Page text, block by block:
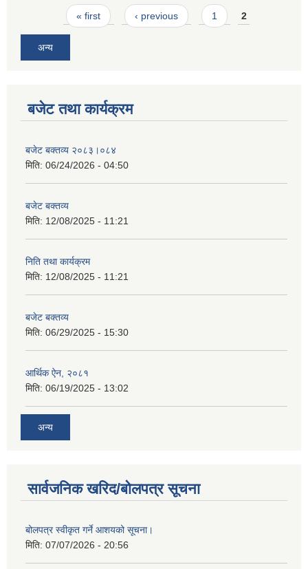
Pages« first ‹ previous 1 2
अन्य
बजेट तथा कार्यक्रम
बजेट बक्तव्य २०८३।०८४
मिति: 06/24/2026 - 04:50
बजेट बक्तव्य
मिति: 12/08/2025 - 11:21
निति तथा कार्यक्रम
मिति: 12/08/2025 - 11:21
बजेट बक्तव्य
मिति: 06/29/2025 - 15:30
आर्थिक ऐन, २०८१
मिति: 06/19/2025 - 13:02
अन्य
सार्वजनिक खरिद/बोलपत्र सूचना
बोलपत्र स्वीकृत गर्ने आशयको सूचना।
मिति: 07/07/2026 - 20:56